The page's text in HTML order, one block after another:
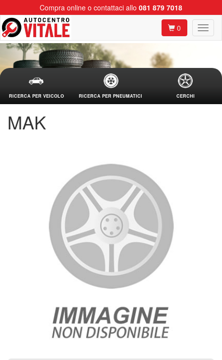
Compra online o contattaci allo 081 879 7018
0
RICERCA PER VEICOLO RICERCA PER PNEUMATICI CERCHI
MAK